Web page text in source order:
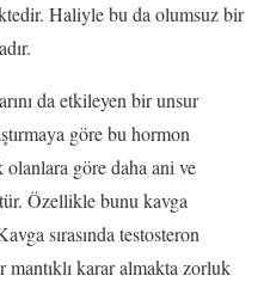
Haliyle bu da olumsuz bir
da etkileyen bir unsur
göre bu hormon
göre daha ani ve
Özellikle bunu kavga
sırasında testosteron
karar almakta zorluk